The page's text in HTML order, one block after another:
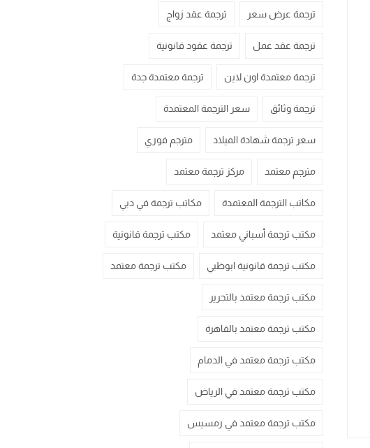
ترجمة عرض سعر ترجمة عقد زواج
ترجمة عقد عمل ترجمة عقود قانونية
ترجمة معتمدة اون لاين ترجمة معتمدة جدة
ترجمة وثائق سعر الترجمة المعتمدة
سعر ترجمة شهادة الميلاد مترجم فوري
مترجم معتمد مركز ترجمة معتمد
مكاتب الترجمة المعتمدة مكاتب ترجمة في دبي
مكتب ترجمة أسباني معتمد مكتب ترجمة قانونية
مكتب ترجمة قانونية ابوظبي مكتب ترجمة معتمد
مكتب ترجمة معتمد بالتحرير
مكتب ترجمة معتمد بالقاهرة
مكتب ترجمة معتمد في الدمام
مكتب ترجمة معتمد في الرياض
مكتب ترجمة معتمد في رمسيس